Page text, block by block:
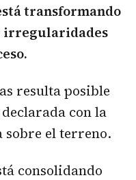
transformando
irregularidades
resulta posible
con la
el terreno.
consolidando